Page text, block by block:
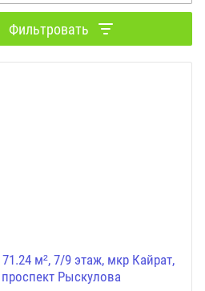
Фильтровать
м², 7/9 этаж, мкр Кайрат,
Рыскулова